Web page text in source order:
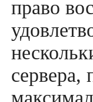
право
сервера,